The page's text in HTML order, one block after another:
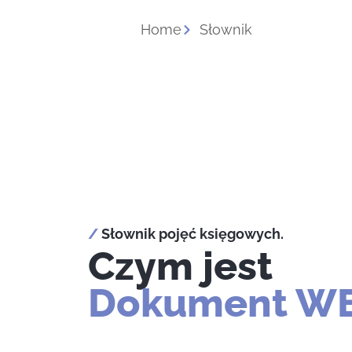
Home Słownik
/Słownik pojęć księgowych.
Czym jest
Dokument